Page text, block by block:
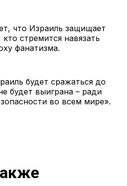
что Израиль защищает
стремится навязать
фанатизма.
будет сражаться до
будет выиграна – ради
во всем мире».